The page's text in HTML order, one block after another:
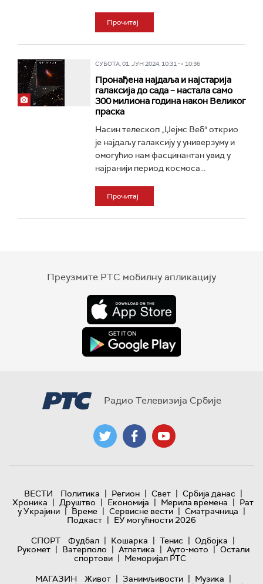
Прочитај
СУБОТА, 01. ЈУН 2024, 10:31 -> 10:36
Пронађена најдаља и најстарија
галаксија до сада – настала само
300 милиона година након Великог
праска
Насин телескоп „Џејмс Веб“ открио
је најдаљу галаксију у универзуму и
омогућио нам фасцинантан увид у
најранији период космоса...
Прочитај
Преузмите РТС мобилну апликацију
Радио Телевизија Србије
ВЕСТИ Политика | Регион | Свет | Србија данас |
Хроника | Друштво | Економија | Мерила времена | Рат
у Украјини | Време | Сервисне вести | Сматрачница |
Подкаст | ЕУ могућности 2026
СПОРТ
Фудбал | Кошарка | Тенис | Одбојка |
Рукомет | Ватерполо | Атлетика | Ауто-мото | Остали
спортови | Меморијал РТС
МАГАЗИН
Живот | Занимљивости | Музика |